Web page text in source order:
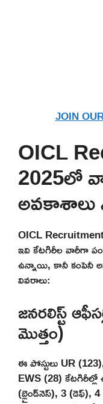
JOIN
OICL
2025లో
OICL
ఇవి కేటగిరీల వారీగా
ఉన్నాయి, కానీ కంపెనీ
వివరాలు:
జనరలిస్ట్
మొత్తం)
ఈ పోస్టులు UR
EWS (28)
(బ్లైండ్‌నెస్), 3